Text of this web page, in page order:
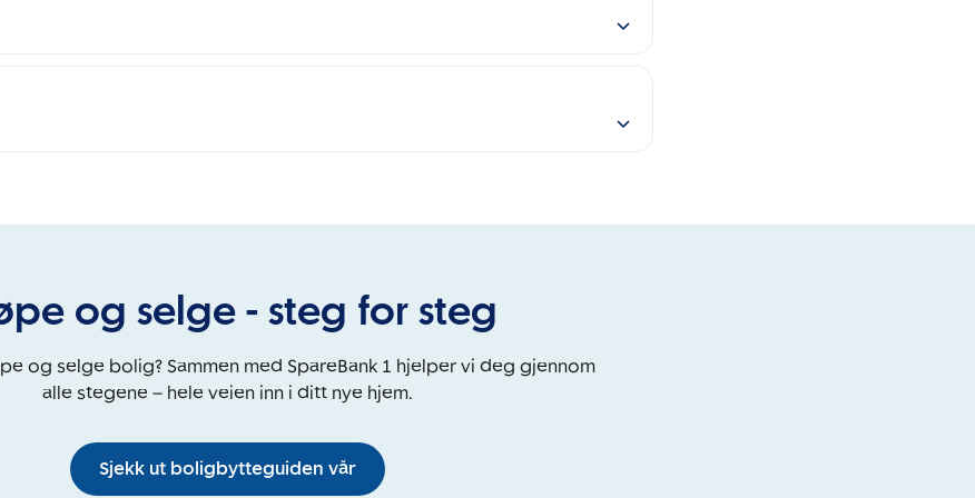
og selge - steg for steg
og selge bolig? Sammen med SpareBank 1 hjelper vi deg gjennom
alle stegene – hele veien inn i ditt nye hjem.
Sjekk ut boligbytteguiden vår